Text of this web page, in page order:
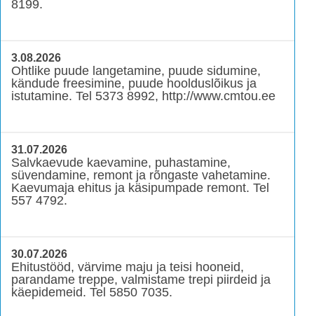
8199.
3.08.2026
Ohtlike puude langetamine, puude sidumine,
kändude freesimine, puude hoolduslõikus ja
istutamine. Tel 5373 8992, http://www.cmtou.ee
31.07.2026
Salvkaevude kaevamine, puhastamine,
süvendamine, remont ja rõngaste vahetamine.
Kaevumaja ehitus ja käsipumpade remont. Tel
557 4792.
30.07.2026
Ehitustööd, värvime maju ja teisi hooneid,
parandame treppe, valmistame trepi piirdeid ja
käepidemeid. Tel 5850 7035.